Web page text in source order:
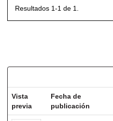
Resultados 1-1 de 1.
Vista
previa
Fecha de
publicación